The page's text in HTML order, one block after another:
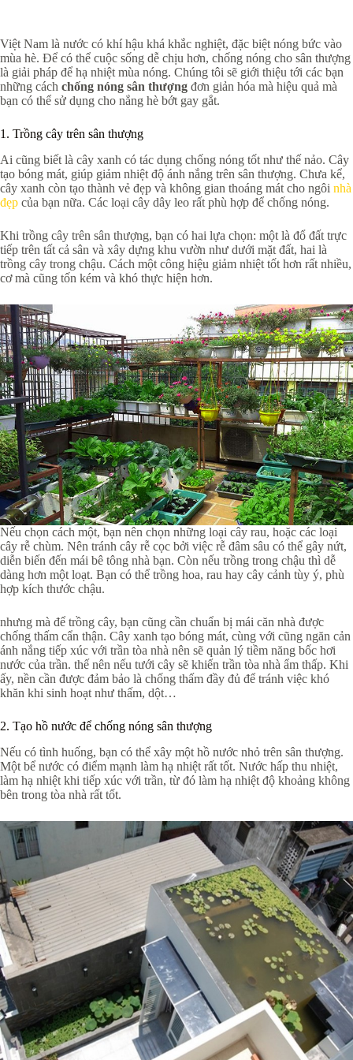
Việt Nam là nước có khí hậu khá khắc nghiệt, đặc biệt nóng bức vào
mùa hè. Để có thể cuộc sống dễ chịu hơn, chống nóng cho sân thượng
là giải pháp để hạ nhiệt mùa nóng. Chúng tôi sẽ giới thiệu tới các bạn
những cách chống nóng sân thượng đơn giản hóa mà hiệu quả mà
bạn có thể sử dụng cho nắng hè bớt gay gắt.
1. Trồng cây trên sân thượng
Ai cũng biết là cây xanh có tác dụng chống nóng tốt như thế nảo. Cây
tạo bóng mát, giúp giảm nhiệt độ ánh nắng trên sân thượng. Chưa kể,
cây xanh còn tạo thành vẻ đẹp và không gian thoáng mát cho ngôi nhà
đẹp của bạn nữa. Các loại cây dây leo rất phù hợp để chống nóng.
Khi trồng cây trên sân thượng, bạn có hai lựa chọn: một là đổ đất trực
tiếp trên tất cả sân và xây dựng khu vườn như dưới mặt đất, hai là
trồng cây trong chậu. Cách một công hiệu giảm nhiệt tốt hơn rất nhiều,
cơ mà cũng tốn kém và khó thực hiện hơn.
Nếu chọn cách một, bạn nên chọn những loại cây rau, hoặc các loại
cây rễ chùm. Nên tránh cây rễ cọc bởi việc rễ đâm sâu có thể gây nứt,
diễn biến đến mái bê tông nhà bạn. Còn nếu trồng trong chậu thì dễ
dàng hơn một loạt. Bạn có thể trồng hoa, rau hay cây cảnh tùy ý, phù
hợp kích thước chậu.
nhưng mà để trồng cây, bạn cũng cần chuẩn bị mái căn nhà được
chống thấm cẩn thận. Cây xanh tạo bóng mát, cùng với cũng ngăn cản
ánh nắng tiếp xúc với trần tòa nhà nên sẽ quản lý tiềm năng bốc hơi
nước của trần. thế nên nếu tưới cây sẽ khiến trần tòa nhà ẩm thấp. Khi
ấy, nền cần được đảm bảo là chống thấm đầy đủ để tránh việc khó
khăn khi sinh hoạt như thấm, dột…
2. Tạo hồ nước để chống nóng sân thượng
Nếu có tình huống, bạn có thể xây một hồ nước nhỏ trên sân thượng.
Một bể nước có điểm mạnh làm hạ nhiệt rất tốt. Nước hấp thu nhiệt,
làm hạ nhiệt khi tiếp xúc với trần, từ đó làm hạ nhiệt độ khoảng không
bên trong tòa nhà rất tốt.